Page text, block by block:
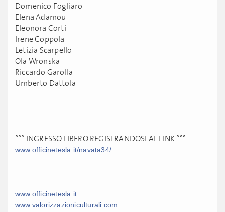
Domenico Fogliaro
Elena Adamou
Eleonora Corti
Irene Coppola
Letizia Scarpello
Ola Wronska
Riccardo Garolla
Umberto Dattola
°°° INGRESSO LIBERO REGISTRANDOSI AL LINK °°°
www.officinetesla.it/navata34/
www.officinetesla.it
www.valorizzazioniculturali.com